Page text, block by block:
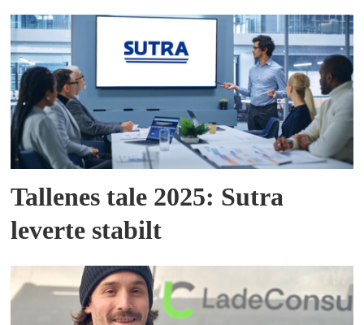
Tallenes tale 2025: Sutra
leverte stabilt